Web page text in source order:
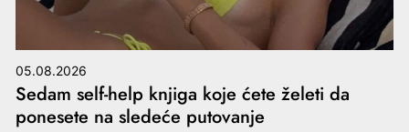
05.08.2026
Sedam self-help knjiga koje ćete želeti da
ponesete na sledeće putovanje